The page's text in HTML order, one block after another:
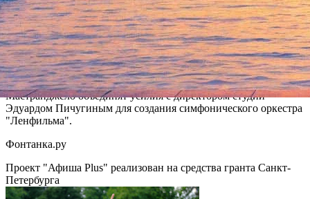
родилась в процессе записи музыкального сопровождения к
киноленте "Ленинградский вальс", которое было записано
симфоническим оркестром Мариинского театра. За
дирижерским пультом находился автор музыки Антон
Лубченко, до конца прошлого года возглавлявший
Приморский театр оперы и балета. Он, а также дирижер и
художественный руководитель Мюзик-Холла Фабио
Мастранджело объединят усилия с директором студии
Эдуардом Пичугиным для создания симфонического оркестра
"Ленфильма".
Фонтанка.ру
Проект "Афиша Plus" реализован на средства гранта Санкт-
Петербурга